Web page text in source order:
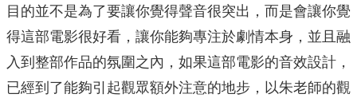
目的並不是為了要讓你覺得聲音很突出，而是會讓你覺
得這部電影很好看，讓你能夠專注於劇情本身，並且融
入到整部作品的氛圍之內，如果這部電影的音效設計，
已經到了能夠引起觀眾額外注意的地步，以朱老師的觀